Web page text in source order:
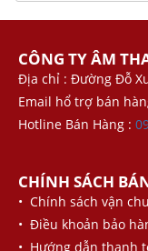
CÔNG TY ÂM
Địa chỉ : Đường Đỗ
Email hổ trợ bán
Hotline Bán Hàng :
CHÍNH SÁCH
• Chính sách vận
• Điều khoản bảo
• Hướng dẫn thanh